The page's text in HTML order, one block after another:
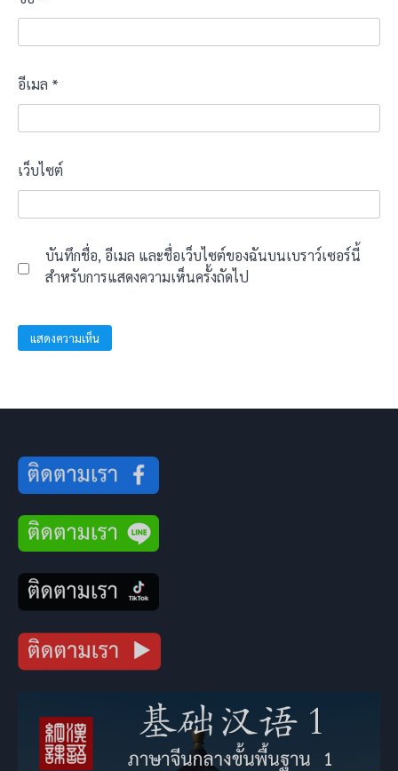
อีเมล *
เว็บไซต์
บันทึกชื่อ, อีเมล และชื่อเว็บไซต์ของฉันบนเบราว์เซอร์นี้
สำหรับการแสดงความเห็นครั้งถัดไป